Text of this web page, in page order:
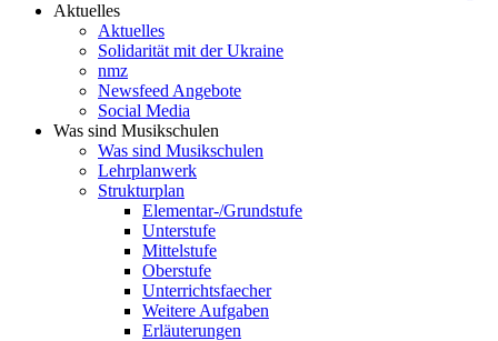
Aktuelles
Aktuelles
Solidarität mit der Ukraine
nmz
Newsfeed Angebote
Social Media
Was sind Musikschulen
Was sind Musikschulen
Lehrplanwerk
Strukturplan
Elementar-/Grundstufe
Unterstufe
Mittelstufe
Oberstufe
Unterrichtsfaecher
Weitere Aufgaben
Erläuterungen